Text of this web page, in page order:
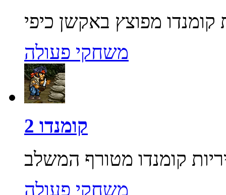
משחקי פעולה
קומנדו 2
משחקי פעולה